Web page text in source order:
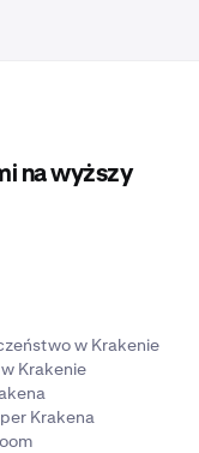
na wyższy
w Krakenie
Krakenie
Krakena